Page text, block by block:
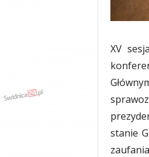
XV
stanie